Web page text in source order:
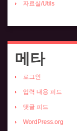
자료실/Utils
메타
로그인
입력 내용 피드
댓글 피드
WordPress.org